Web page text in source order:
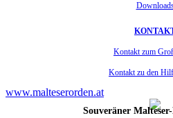
Kontakt zum
Kontakt zu den
www.malteserorden.at
Souveräner